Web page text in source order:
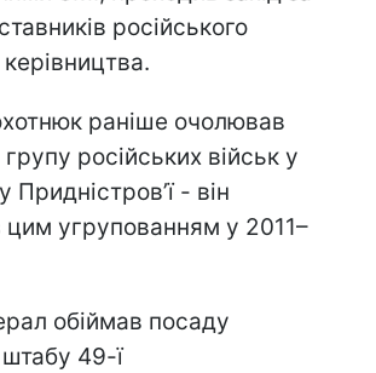
російського
раніше очолював
російських військ у
Придністров’ї - він
угрупованням у 2011–
обіймав посаду
49-ї